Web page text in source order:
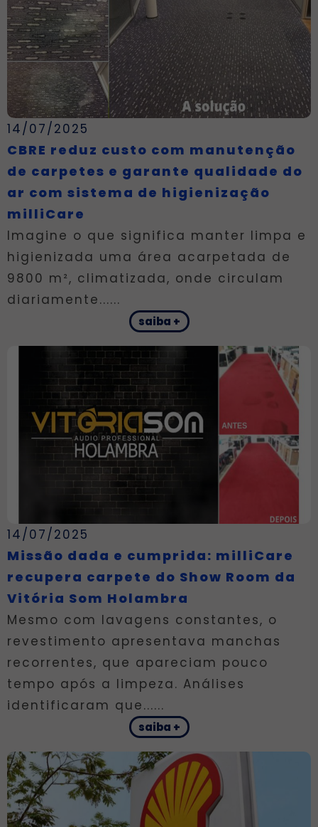
14/07/2025
CBRE reduz custo com manutenção
de carpetes e garante qualidade do
ar com sistema de higienização
milliCare
Imagine o que significa manter limpa e
higienizada uma área acarpetada de
9800 m², climatizada, onde circulam
diariamente......
saiba +
14/07/2025
Missão dada e cumprida: milliCare
recupera carpete do Show Room da
Vitória Som Holambra
Mesmo com lavagens constantes, o
revestimento apresentava manchas
recorrentes, que apareciam pouco
tempo após a limpeza. Análises
identificaram que......
saiba +